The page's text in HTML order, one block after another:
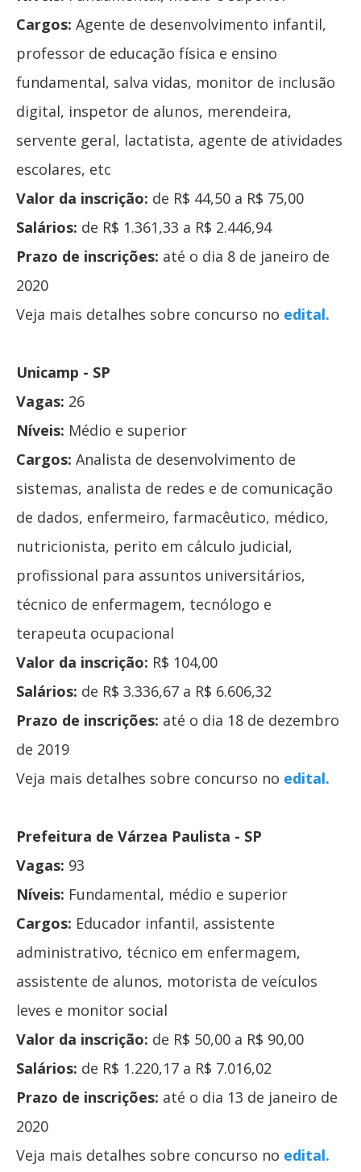
Cargos: Agente de desenvolvimento infantil,
professor de educação física e ensino
fundamental, salva vidas, monitor de inclusão
digital, inspetor de alunos, merendeira,
servente geral, lactatista, agente de atividades
escolares, etc
Valor da inscrição: de R$ 44,50 a R$ 75,00
Salários: de R$ 1.361,33 a R$ 2.446,94
Prazo de inscrições: até o dia 8 de janeiro de
2020
Veja mais detalhes sobre concurso no edital.
Unicamp - SP
Vagas: 26
Níveis: Médio e superior
Cargos: Analista de desenvolvimento de
sistemas, analista de redes e de comunicação
de dados, enfermeiro, farmacêutico, médico,
nutricionista, perito em cálculo judicial,
profissional para assuntos universitários,
técnico de enfermagem, tecnólogo e
terapeuta ocupacional
Valor da inscrição: R$ 104,00
Salários: de R$ 3.336,67 a R$ 6.606,32
Prazo de inscrições: até o dia 18 de dezembro
de 2019
Veja mais detalhes sobre concurso no edital.
Prefeitura de Várzea Paulista - SP
Vagas: 93
Níveis: Fundamental, médio e superior
Cargos: Educador infantil, assistente
administrativo, técnico em enfermagem,
assistente de alunos, motorista de veículos
leves e monitor social
Valor da inscrição: de R$ 50,00 a R$ 90,00
Salários: de R$ 1.220,17 a R$ 7.016,02
Prazo de inscrições: até o dia 13 de janeiro de
2020
Veja mais detalhes sobre concurso no edital.